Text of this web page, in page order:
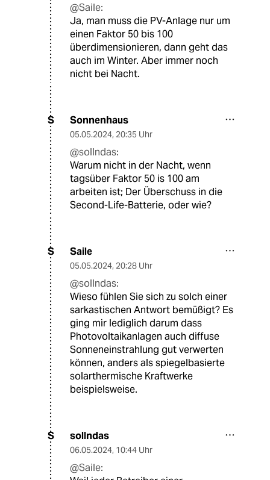
@Saile:
Ja, man muss die PV-Anlage nur um
einen Faktor 50 bis 100
überdimensionieren, dann geht das
auch im Winter. Aber immer noch
nicht bei Nacht.
S Sonnenhaus
05.05.2024, 20:35 Uhr
@sollndas:
Warum nicht in der Nacht, wenn
tagsüber Faktor 50 is 100 am
arbeiten ist; Der Überschuss in die
Second-Life-Batterie, oder wie?
S Saile
05.05.2024, 20:28 Uhr
@sollndas:
Wieso fühlen Sie sich zu solch einer
sarkastischen Antwort bemüßigt? Es
ging mir lediglich darum dass
Photovoltaikanlagen auch diffuse
Sonneneinstrahlung gut verwerten
können, anders als spiegelbasierte
solarthermische Kraftwerke
beispielsweise.
S sollndas
06.05.2024, 10:44 Uhr
@Saile: